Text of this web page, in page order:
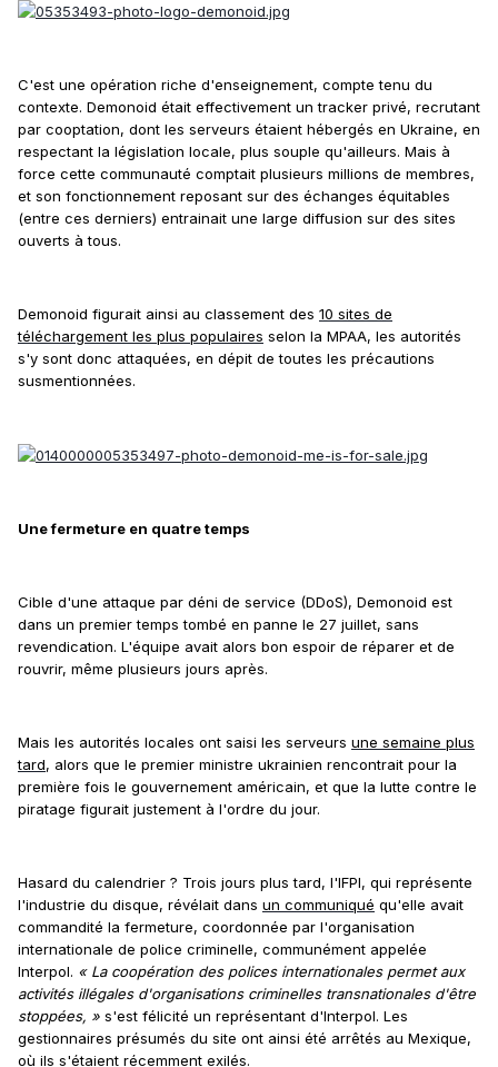
C'est une opération riche d'enseignement, compte tenu du
contexte. Demonoid était effectivement un tracker privé, recrutant
par cooptation, dont les serveurs étaient hébergés en Ukraine, en
respectant la législation locale, plus souple qu'ailleurs. Mais à
force cette communauté comptait plusieurs millions de membres,
et son fonctionnement reposant sur des échanges équitables
(entre ces derniers) entrainait une large diffusion sur des sites
ouverts à tous.
Demonoid figurait ainsi au classement des 10 sites de
téléchargement les plus populaires selon la MPAA, les autorités
s'y sont donc attaquées, en dépit de toutes les précautions
susmentionnées.
Une fermeture en quatre temps
Cible d'une attaque par déni de service (DDoS), Demonoid est
dans un premier temps tombé en panne le 27 juillet, sans
revendication. L'équipe avait alors bon espoir de réparer et de
rouvrir, même plusieurs jours après.
Mais les autorités locales ont saisi les serveurs une semaine plus
tard, alors que le premier ministre ukrainien rencontrait pour la
première fois le gouvernement américain, et que la lutte contre le
piratage figurait justement à l'ordre du jour.
Hasard du calendrier ? Trois jours plus tard, l'IFPI, qui représente
l'industrie du disque, révélait dans un communiqué qu'elle avait
commandité la fermeture, coordonnée par l'organisation
internationale de police criminelle, communément appelée
Interpol. « La coopération des polices internationales permet aux
activités illégales d'organisations criminelles transnationales d'être
stoppées, » s'est félicité un représentant d'Interpol. Les
gestionnaires présumés du site ont ainsi été arrêtés au Mexique,
où ils s'étaient récemment exilés.